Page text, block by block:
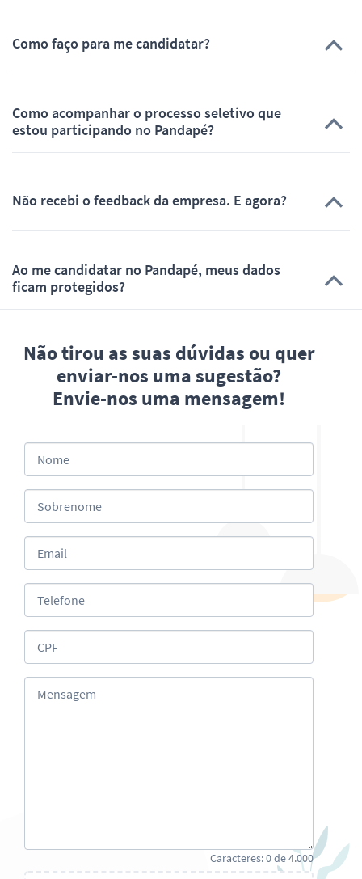
Como faço para me candidatar?
Como acompanhar o processo seletivo que
estou participando no Pandapé?
Não recebi o feedback da empresa. E agora?
Ao me candidatar no Pandapé, meus dados
ficam protegidos?
Não tirou as suas dúvidas ou quer
enviar-nos uma sugestão?
Envie-nos uma mensagem!
Nome
Sobrenome
Email
Telefone
CPF
Mensagem
Caracteres:0de4.000